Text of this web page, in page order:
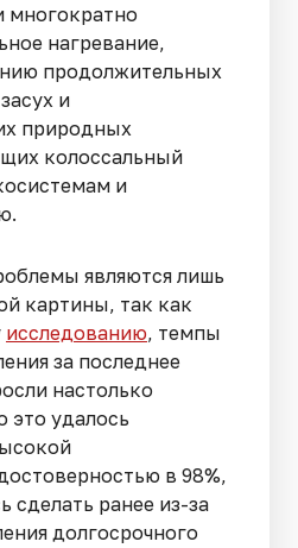
многократно
нагревание,
продолжительных
и
природных
колоссальный
и
являются лишь
картины, так как
исследованию, темпы
за последнее
настолько
это удалось
в 98%,
сделать ранее из-за
долгосрочного